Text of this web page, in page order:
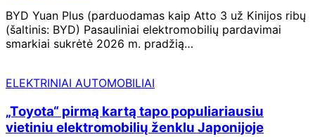
BYD Yuan Plus (parduodamas kaip Atto 3 už Kinijos ribų
(šaltinis: BYD) Pasauliniai elektromobilių pardavimai
smarkiai sukrėtė 2026 m. pradžią…
ELEKTRINIAI AUTOMOBILIAI
„Toyota“ pirmą kartą tapo populiariausiu
vietiniu elektromobilių ženklu Japonijoje